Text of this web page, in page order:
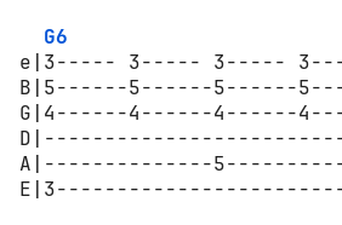
G6
e|3----- 3----- 3-----
B|5------5------5------
G|4------4------4------
A|--------------